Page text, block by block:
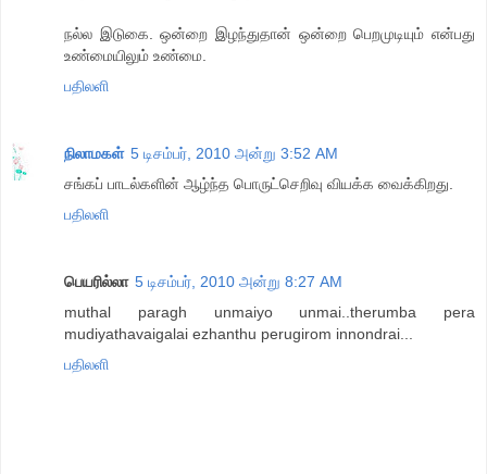
நல்ல இடுகை. ஒன்றை இழந்துதான் ஒன்றை பெறமுடியும் என்பது
உண்மையிலும் உண்மை.
பதிலளி
நிலாமகள் 5 டிசம்பர், 2010 அன்று 3:52 AM
சங்கப் பாடல்களின் ஆழ்ந்த பொருட்செறிவு வியக்க வைக்கிறது.
பதிலளி
பெயரில்லா 5 டிசம்பர், 2010 அன்று 8:27 AM
muthal paragh unmaiyo unmai..therumba pera
mudiyathavaigalai ezhanthu perugirom innondrai...
பதிலளி